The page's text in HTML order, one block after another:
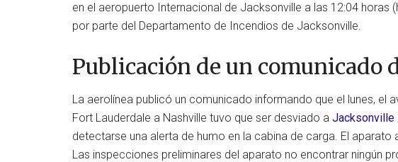
en el aeropuerto Internacional de Jacksonville a las 12:04 horas
por parte del Departamento de Incendios de Jacksonville.
Publicación de un comunicado
La aerolínea publicó un comunicado informando que el lunes, el
Fort Lauderdale a Nashville tuvo que ser desviado a Jacksonville
detectarse una alerta de humo en la cabina de carga. El
Las inspecciones preliminares del aparato no encontrar ningún